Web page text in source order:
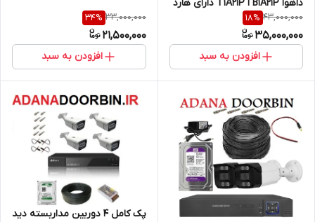
داهوا B1A21P ا T1A21P دارای هارد
43,000,000
18%
35,000,000
افزودن به سبد
33,000,000
34%
21,500,000
افزودن به سبد
پک کامل 4 دوربین مداربسته دید